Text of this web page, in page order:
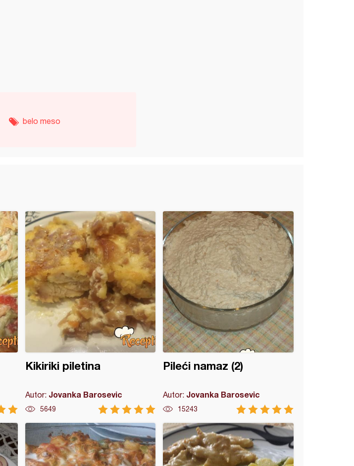
belo meso
Kikiriki piletina
Autor: Jovanka Barosevic
5649
Pileći namaz (2)
Autor: Jovanka Barosevic
15243